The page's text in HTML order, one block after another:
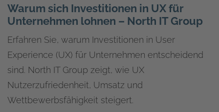
Warum sich Investitionen in UX für
Unternehmen lohnen – North IT Group
Erfahren Sie, warum Investitionen in User
Experience (UX) für Unternehmen entscheidend
sind. North IT Group zeigt, wie UX
Nutzerzufriedenheit, Umsatz und
Wettbewerbsfähigkeit steigert.